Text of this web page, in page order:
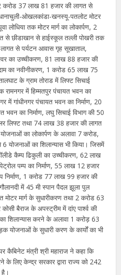
करोड 37 लाख 81 हजार की लागत से
ओखलकांडा-खनस्यू-पतलोट मोटर
लोधिया तक मोटर मार्ग का लोकार्पण, 2
से छीडाखान से हाईस्कूल तल्ली पोखरी तक
लागत से पर्यटन आवास गृह सूखाताल,
का उच्चीकरण, 81 लाख 88 हजार की
का नवीनीकरण, 1 करोड 65 लाख 75
के ग्राम तोराड में लिफ्ट सिचाई
में हिम्मतपुर पंचायत भवन का
में गांधीनगर पंचायत भवन का निर्माण, 20
भवन का निर्माण, लघु सिचाई विभाग की 50
लिफ्ट तथा 74 लाख 38 हजार की लागत
योजनाओं का लोकार्पण के अलावा 7 करोड,
योजनाओं का शिलान्यास भी किया। जिसमें
कैम्प ढिकुली का उच्चीकरण, 62 लाख
पम्प का निर्माण, 55 लाख 12 हजार
निर्माण, 1 करोड 77 लाख 99 हजार की
में 45 मी स्पान पैदल झूला पुल
मोटर मार्ग के सुधारीकरण तथा 2 करोड 63
बैराज के अपस्ट्रीम में दांए पार्श्व की
का शिलान्यास करने के अलावा 1 करोड़ 63
योजनाओं के सुधारी करण के कार्यों का भी
कैबिनेट मंत्री श्री महाराज ने कहा कि
के लिए केन्द्र सरकार द्वारा राज्य को 242
है।